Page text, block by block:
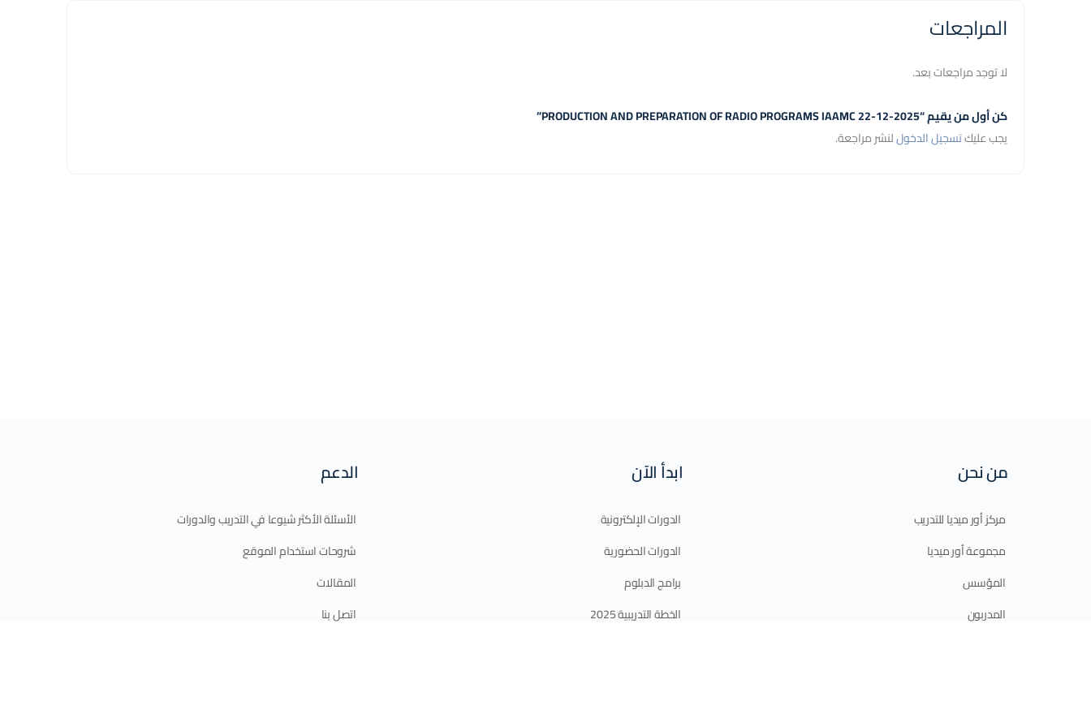
المراجعات
لا توجد مراجعات بعد.
كن أول من يقيم “PRODUCTION AND PREPARATION OF RADIO PROGRAMS IAAMC 22-12-2025”
يجب عليكتسجيل الدخوللنشر مراجعة.
من نحن
مركز أور ميديا للتدريب
مجموعة أور ميديا
المؤسس
المدربون
ابدأ الآن
الدورات الإلكترونية
الدورات الحضورية
برامج الدبلوم
الخطة التدريبية 2025
الدعم
الأسئلة الأكثر شيوعا في التدريب والدورات
شروحات استخدام الموقع
المقالات
اتصل بنا